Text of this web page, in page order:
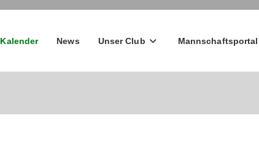
Kalender News Unser Club Mannschaftsportal